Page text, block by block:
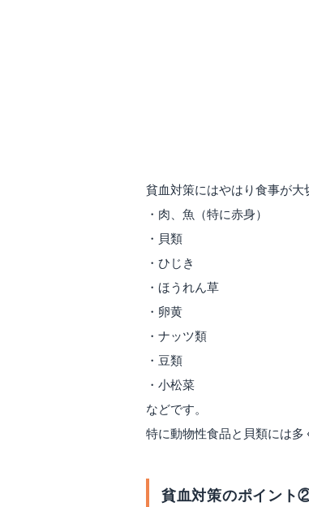
貧血対策にはやはり食事が大
・肉、魚（特に赤身）
・貝類
・ひじき
・ほうれん草
・卵黄
・ナッツ類
・豆類
・小松菜
などです。
特に動物性食品と貝類には多
貧血対策のポイント